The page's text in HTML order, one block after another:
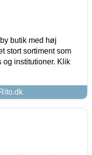
butik med høj
stort sortiment som
institutioner. Klik